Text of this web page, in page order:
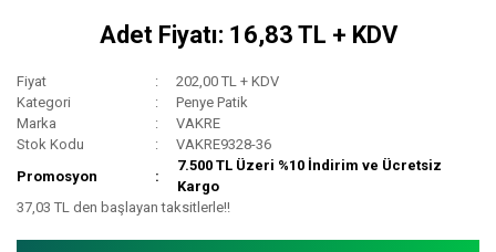
Adet Fiyatı: 16,83 TL + KDV
Fiyat
202,00 TL + KDV
Kategori
Penye Patik
Marka
VAKRE
Stok Kodu
VAKRE9328-36
Promosyon
7.500 TL Üzeri %10 İndirim ve Ücretsiz
Kargo
37,03 TL den başlayan taksitlerle!!